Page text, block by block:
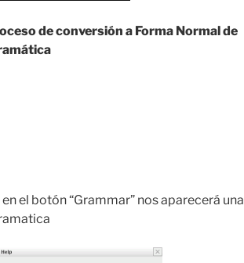
de conversión a Forma Normal de
el botón “Grammar” nos aparecerá una